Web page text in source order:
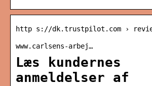
http s://dk.trustpilot.com ›
www.carlsens-arbej…
Læs kundernes
anmeldelser af